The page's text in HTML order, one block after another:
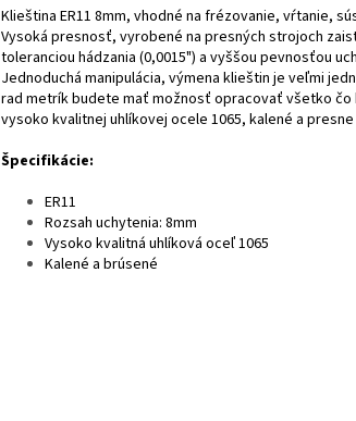
Klieština ER11 8mm, vhodné na frézovanie, vŕtanie,
Vysoká presnosť, vyrobené na presných strojoch
toleranciou hádzania (0,0015") a vyššou pevnosťou
Jednoduchá manipulácia, výmena klieštin je veľmi
rad metrík budete mať možnosť opracovať všetko
vysoko kvalitnej uhlíkovej ocele 1065, kalené a
Špecifikácie:
ER11
Rozsah uchytenia: 8mm
Vysoko kvalitná uhlíková oceľ 1065
Kalené a brúsené